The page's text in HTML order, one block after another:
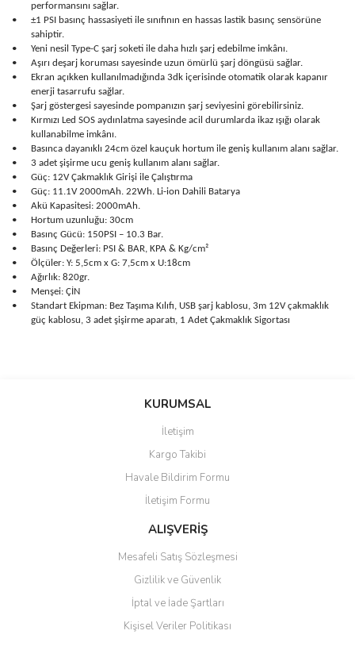
performansını sağlar.
•
±1 PSI basınç hassasiyeti ile sınıfının en hassas lastik basınç sensörüne
sahiptir.
•
Yeni nesil Type-C şarj soketi ile daha hızlı şarj edebilme imkânı.
•
Aşırı deşarj koruması sayesinde uzun ömürlü şarj döngüsü sağlar.
•
Ekran açıkken kullanılmadığında 3dk içerisinde otomatik olarak kapanır
enerji tasarrufu sağlar.
•
Şarj göstergesi sayesinde pompanızın şarj seviyesini görebilirsiniz.
•
Kırmızı Led SOS aydınlatma sayesinde acil durumlarda ikaz ışığı olarak
kullanabilme imkânı.
•
Basınca dayanıklı 24cm özel kauçuk hortum ile geniş kullanım alanı sağlar.
•
3 adet şişirme ucu geniş kullanım alanı sağlar.
•
Güç: 12V Çakmaklık Girişi ile Çalıştırma
•
Güç: 11.1V 2000mAh. 22Wh. Li-ion Dahili Batarya
•
Akü Kapasitesi: 2000mAh.
•
Hortum uzunluğu: 30cm
•
Basınç Gücü: 150PSI – 10.3 Bar.
•
Basınç Değerleri: PSI & BAR, KPA & Kg/cm²
•
Ölçüler: Y: 5,5cm x G: 7,5cm x U:18cm
•
Ağırlık: 820gr.
•
Menşei: ÇİN
•
Standart Ekipman: Bez Taşıma Kılıfı, USB şarj kablosu, 3m 12V çakmaklık
güç kablosu, 3 adet şişirme aparatı, 1 Adet Çakmaklık Sigortası
Bu ürüne ilk yorumu siz yapın!
Ürün resmi kalitesiz, bozuk veya görüntülenemiyor.
Ürün açıklamasında eksik bilgiler bulunuyor.
Ürün bilgilerinde hatalar bulunuyor.
Ürün fiyatı diğer sitelerden daha pahalı.
KURUMSAL
İletişim
Kargo Takibi
Havale Bildirim Formu
İletişim Formu
ALIŞVERİŞ
Mesafeli Satış Sözleşmesi
Gizlilik ve Güvenlik
İptal ve İade Şartları
Kişisel Veriler Politikası